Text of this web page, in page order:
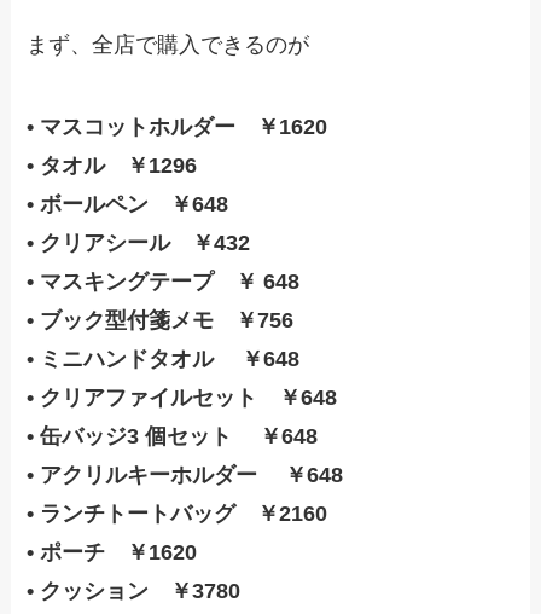
まず、全店で購入できるのが
• マスコットホルダー ￥1620
• タオル ￥1296
• ボールペン ￥648
• クリアシール ￥432
• マスキングテープ ￥ 648
• ブック型付箋メモ ￥756
• ミニハンドタオル ￥648
• クリアファイルセット ￥648
• 缶バッジ3 個セット ￥648
• アクリルキーホルダー ￥648
• ランチトートバッグ ￥2160
• ポーチ ￥1620
• クッション ￥3780